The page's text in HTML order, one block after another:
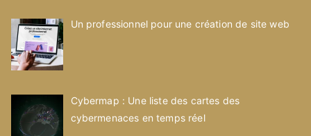
Un professionnel pour une création de site web
Cybermap : Une liste des cartes des
cybermenaces en temps réel